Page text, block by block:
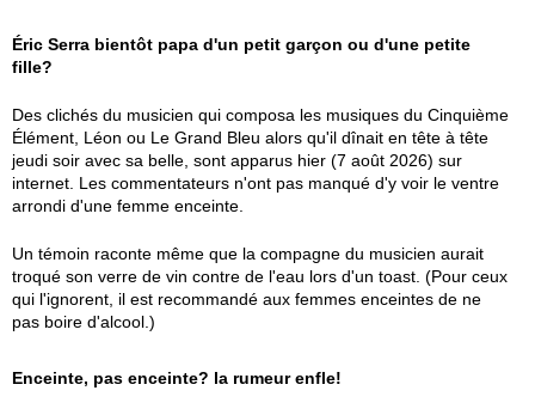
Éric Serra bientôt papa d'un petit garçon ou d'une petite
fille?
Des clichés du musicien qui composa les musiques du Cinquième
Élément, Léon ou Le Grand Bleu alors qu'il dînait en tête à tête
jeudi soir avec sa belle, sont apparus hier (7 août 2026) sur
internet. Les commentateurs n'ont pas manqué d'y voir le ventre
arrondi d'une femme enceinte.
Un témoin raconte même que la compagne du musicien aurait
troqué son verre de vin contre de l'eau lors d'un toast. (Pour ceux
qui l'ignorent, il est recommandé aux femmes enceintes de ne
pas boire d'alcool.)
Enceinte, pas enceinte? la rumeur enfle!